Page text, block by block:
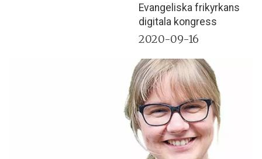
Evangeliska frikyrkans
digitala kongress
2020-09-16